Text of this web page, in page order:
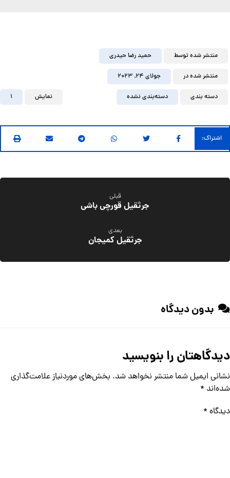
منتشر شده توسط حمید رضا حیدری
منتشر شده در جولای ۲۴, ۲۰۲۳
دسته بندی دسته‌بندی نشده نمایش 1
قبلی
جرثقیل قورچی باشی
بعدی
جرثقیل کمیجان
بدون دیدگاه
دیدگاهتان را بنویسید
نشانی ایمیل شما منتشر نخواهد شد. بخش‌های موردنیاز علامت‌گذاری
شده‌اند *
دیدگاه *